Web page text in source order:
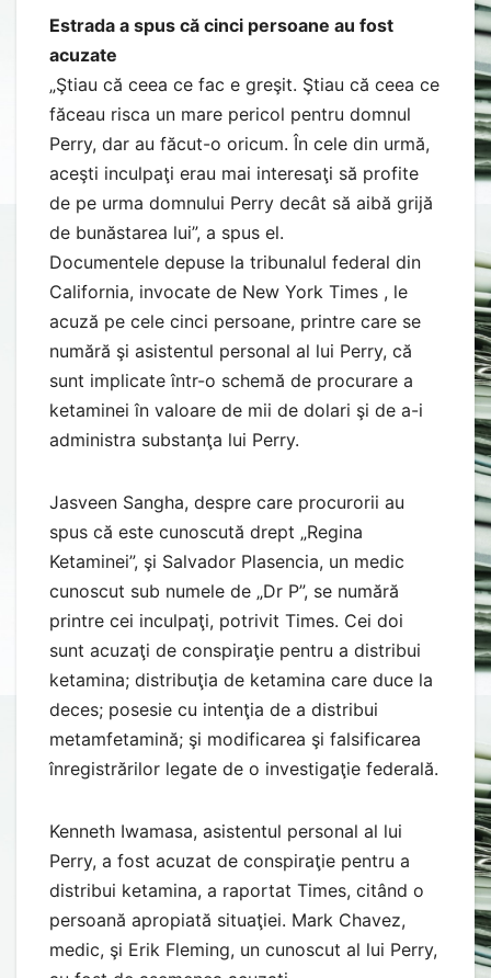
Estrada a spus că cinci persoane au fost
acuzate
„Ştiau că ceea ce fac e greşit. Ştiau că ceea ce
făceau risca un mare pericol pentru domnul
Perry, dar au făcut-o oricum. În cele din urmă,
aceşti inculpaţi erau mai interesaţi să profite
de pe urma domnului Perry decât să aibă grijă
de bunăstarea lui”, a spus el.
Documentele depuse la tribunalul federal din
California, invocate de New York Times , le
acuză pe cele cinci persoane, printre care se
numără şi asistentul personal al lui Perry, că
sunt implicate într-o schemă de procurare a
ketaminei în valoare de mii de dolari şi de a-i
administra substanţa lui Perry.
Jasveen Sangha, despre care procurorii au
spus că este cunoscută drept „Regina
Ketaminei”, şi Salvador Plasencia, un medic
cunoscut sub numele de „Dr P”, se numără
printre cei inculpaţi, potrivit Times. Cei doi
sunt acuzaţi de conspiraţie pentru a distribui
ketamina; distribuţia de ketamina care duce la
deces; posesie cu intenţia de a distribui
metamfetamină; şi modificarea şi falsificarea
înregistrărilor legate de o investigaţie federală.
Kenneth Iwamasa, asistentul personal al lui
Perry, a fost acuzat de conspiraţie pentru a
distribui ketamina, a raportat Times, citând o
persoană apropiată situaţiei. Mark Chavez,
medic, şi Erik Fleming, un cunoscut al lui Perry,